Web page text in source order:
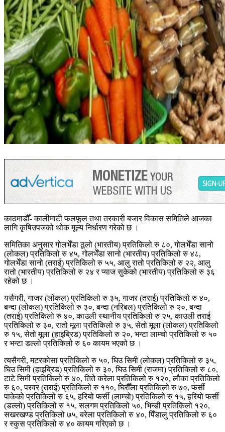
काठमाडौँ- कालीमाटी फलफूल तथा तरकारी बजार विकास समितिले आजका
लागि कृषिउपजको थोक मूल्य निर्धारण गरेको छ ।
समितिका अनुसार गोलभेँडा ठूलो (भारतीय) प्रतिकिलो रु ८०, गोलभेँडा सानो
(लोकल) प्रतिकिलो रु ४५, गोलभेँडा सानो (भारतीय) प्रतिकिलो रु ४८,
गोलभेँडा सानो (तराई) प्रतिकिलो रु ५५, आलु रातो प्रतिकिलो रु २२, आलु
रातो (भारतीय) प्रतिकिलो रु २४ र प्याज सुकेको (भारतीय) प्रतिकिलो रु ३६
रहेको छ ।
यसैगरी, गाजर (लोकल) प्रतिकिलो रु ३५, गाजर (तराई) प्रतिकिलो रु ४०,
बन्दा (लोकल) प्रतिकिलो रु ३०, बन्दा (नरिबल) प्रतिकिलो रु २०, बन्दा
(तराई) प्रतिकिलो रु ४०, काउली स्थानीय प्रतिकिलो रु २५, काउली तराई
प्रतिकिलो रु ३०, रातो मूला प्रतिकिलो रु ३५, सेतो मूला (लोकल) प्रतिकिलो
रु १५, सेतो मूला (हाइब्रिड) प्रतिकिलो रु २०, भन्टा लाम्चो प्रतिकिलो रु ५०
र भन्टा डल्लो प्रतिकिलो रु ६० कायम भएको छ ।
त्यसैगरी, मटरकोसा प्रतिकिलो रु ५०, घिउ सिमी (लोकल) प्रतिकिलो रु ३५,
घिउ सिमी (हाइब्रिड) प्रतिकिलो रु ३०, घिउ सिमी (राजमा) प्रतिकिलो रु ८०,
टाटे सिमी प्रतिकिलो रु ४०, तिते करेला प्रतिकिलो रु १२०, लौका प्रतिकिलो
रु ६०, परवर (तराई) प्रतिकिलो रु ११०, घिरौँला प्रतिकिलो रु ७०, फर्सी
पाकेको प्रतिकिलो रु ६५, हरियो फर्सी (लाम्चो) प्रतिकिलो रु १५, हरियो फर्सी
(डल्लो) प्रतिकिलो रु १५, सलगम प्रतिकिलो ५०, भिन्डी प्रतिकिलो १२०,
सखरखण्ड प्रतिकिलो ७५, बरेला प्रतिकिलो रु ४०, पिँडालु प्रतिकिलो रु ६०
र स्कुस प्रतिकिलो रु ४० कायम गरिएको छ ।